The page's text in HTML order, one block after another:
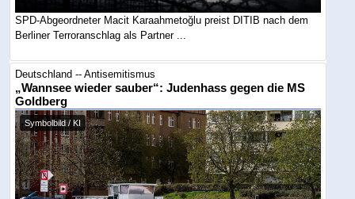
SPD-Abgeordneter Macit Karaahmetoğlu preist DITIB nach dem
Berliner Terroranschlag als Partner ...
Deutschland -- Antisemitismus
„Wannsee wieder sauber“: Judenhass gegen die MS
Goldberg
Symbolbild / KI